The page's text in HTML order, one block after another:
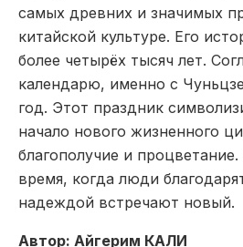
самых древних и значимых
китайской культуре. Его
более четырёх тысяч лет.
календарю, именно с
год. Этот праздник
начало нового жизненного
благополучие и
время, когда люди
надеждой встречают новый.
Автор: Айгерим КАЛИ